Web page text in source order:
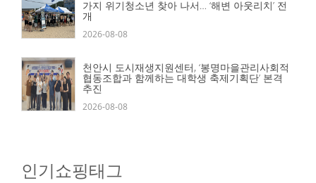
가지 위기청소년 찾아 나서… ‘해변 아웃리치’ 전
개
2026-08-08
천안시 도시재생지원센터, ‘봉명마을관리사회적
협동조합과 함께하는 대학생 축제기획단’ 본격
추진
2026-08-08
인기쇼핑태그